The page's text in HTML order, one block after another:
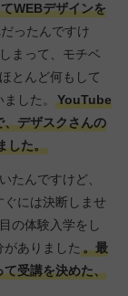
WEBデザインを
ったんですけ
まって、モチベ
とんど何もして
した。
YouTube
デザスクさんの
した。
たんですけど、
には決断しませ
の体験入学をし
ありました 。最
受講を決めた、